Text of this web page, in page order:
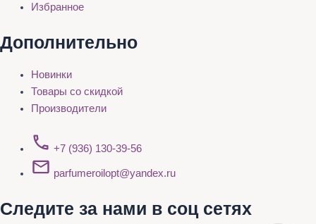
Избранное
Дополнительно
Новинки
Товары со скидкой
Производители
+7 (936) 130-39-56
parfumeroilopt@yandex.ru
Следите за нами в соц сетях